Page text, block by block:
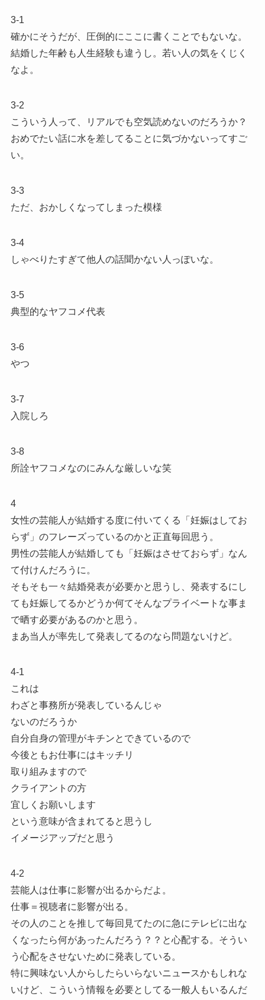
3-1
確かにそうだが、圧倒的にここに書くことでもないな。
結婚した年齢も人生経験も違うし。若い人の気をくじく
なよ。
3-2
こういう人って、リアルでも空気読めないのだろうか？
おめでたい話に水を差してることに気づかないってすご
い。
3-3
ただ、おかしくなってしまった模様
3-4
しゃべりたすぎて他人の話聞かない人っぽいな。
3-5
典型的なヤフコメ代表
3-6
やつ
3-7
入院しろ
3-8
所詮ヤフコメなのにみんな厳しいな笑
4
女性の芸能人が結婚する度に付いてくる「妊娠はしてお
らず」のフレーズっているのかと正直毎回思う。
男性の芸能人が結婚しても「妊娠はさせておらず」なん
て付けんだろうに。
そもそも一々結婚発表が必要かと思うし、発表するにし
ても妊娠してるかどうか何てそんなプライベートな事ま
で晒す必要があるのかと思う。
まあ当人が率先して発表してるのなら問題ないけど。
4-1
これは
わざと事務所が発表しているんじゃ
ないのだろうか
自分自身の管理がキチンとできているので
今後ともお仕事にはキッチリ
取り組みますので
クライアントの方
宜しくお願いします
という意味が含まれてると思うし
イメージアップだと思う
4-2
芸能人は仕事に影響が出るからだよ。
仕事＝視聴者に影響が出る。
その人のことを推して毎回見てたのに急にテレビに出な
くなったら何があったんだろう？？と心配する。そうい
う心配をさせないために発表している。
特に興味ない人からしたらいらないニュースかもしれな
いけど、こういう情報を必要としてる一般人もいるんだ